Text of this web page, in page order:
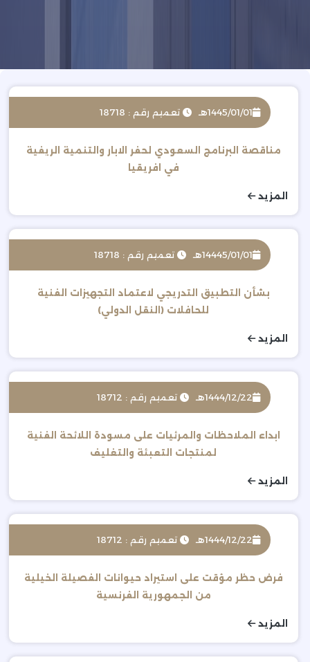
1445/01/01هـ تعميم رقم : 18718
مناقصة البرنامج السعودي لحفر الابار والتنمية الريفية
في افريقيا
المزيد
14445/01/01هـ تعميم رقم : 18718
بشأن التطبيق التدريجي لاعتماد التجهيزات الفنية
للحافلات (النقل الدولي)
المزيد
1444/12/22هـ تعميم رقم : 18712
ابداء الملاحظات والمرئيات على مسودة اللائحة الفنية
لمنتجات التعبئة والتغليف
المزيد
1444/12/22هـ تعميم رقم : 18712
فرض حظر مؤقت على استيراد حيوانات الفصيلة الخيلية
من الجمهورية الفرنسية
المزيد